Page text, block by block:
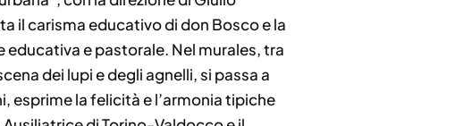
il carisma educativo di don Bosco e la
e pastorale. Nel murales, tra
dei lupi e degli agnelli, si passa a
esprime la felicità e l’armonia tipiche